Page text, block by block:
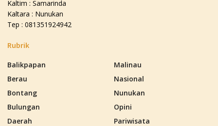
Kaltim : Samarinda
Kaltara : Nunukan
Tep : 081351924942
Rubrik
Balikpapan
Berau
Bontang
Bulungan
Daerah
Malinau
Nasional
Nunukan
Opini
Pariwisata